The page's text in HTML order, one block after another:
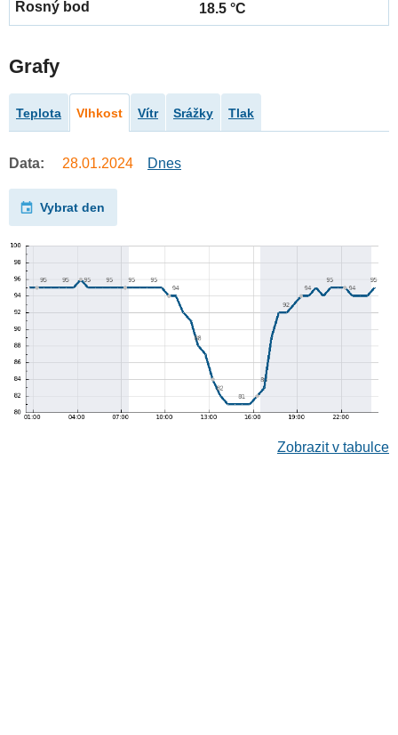
18.5 °C
Grafy
Teplota Vlhkost Vítr Srážky Tlak
Data: 28.01.2024 Dnes
Vybrat den
Zobrazit v tabulce